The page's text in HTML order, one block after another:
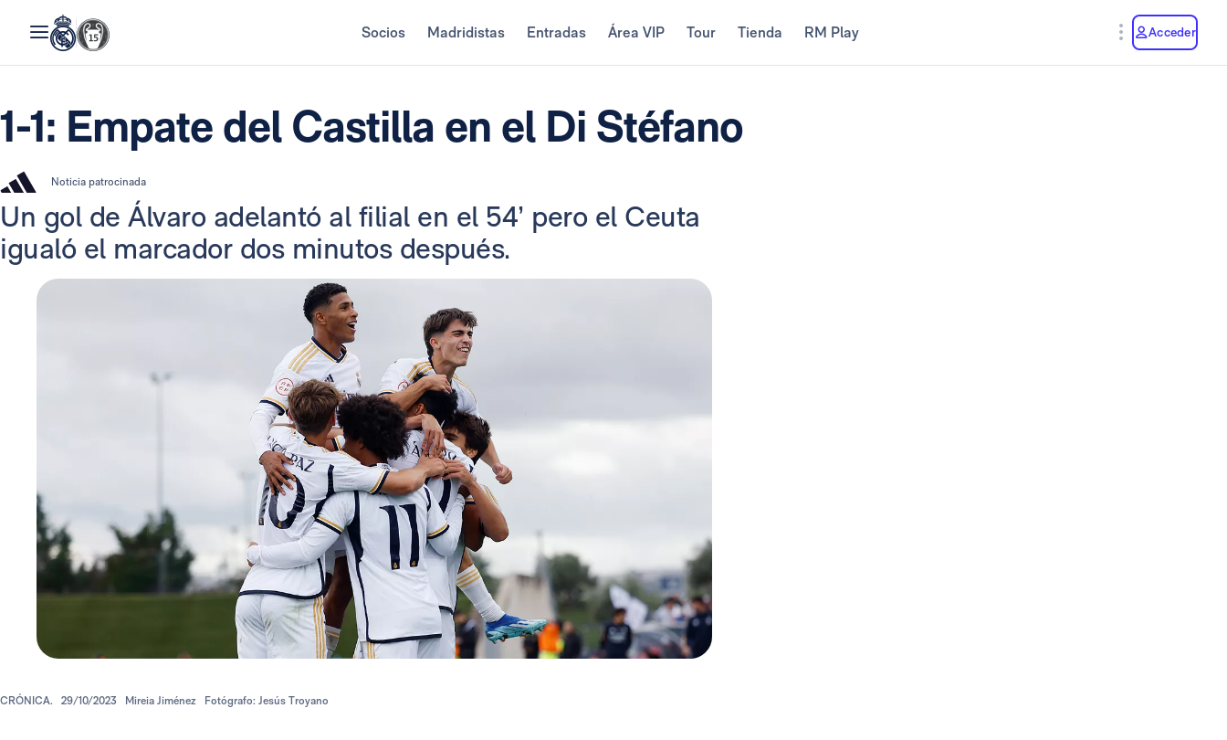
Socios Madridistas Entradas Área VIP Tour Tienda RM Play Acceder
1-1: Empate del Castilla en el Di Stéfano
Noticia patrocinada
Un gol de Álvaro adelantó al filial en el 54’ pero el Ceuta
igualó el marcador dos minutos después.
CRÓNICA. 29/10/2023 Mireia Jiménez Fotógrafo: Jesús Troyano